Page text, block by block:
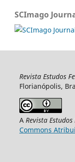
SCImago
Revista Estudos
Florianópolis,
A Revista
Commons